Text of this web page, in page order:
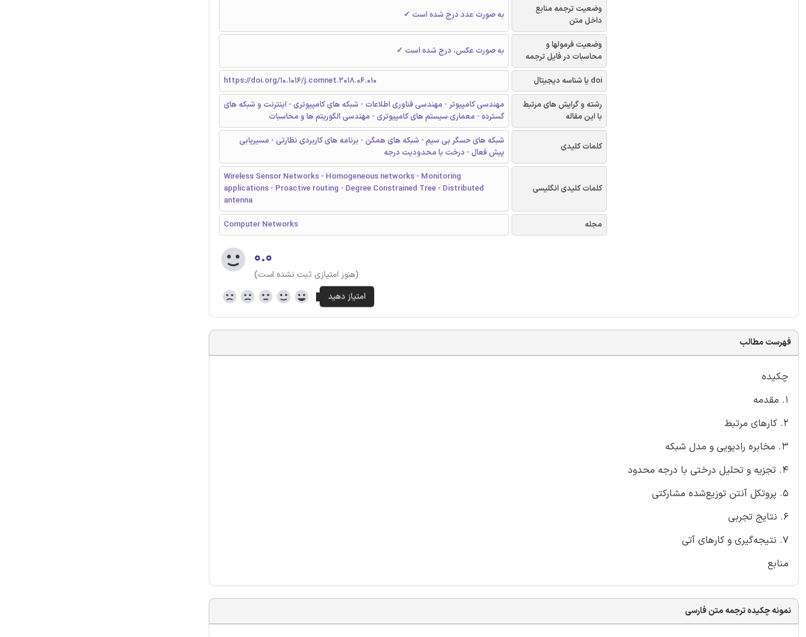
وضعیت ترجمه منابع
داخل متن
به صورت عدد درج شده است ✓
وضعیت فرمولها و
محاسبات در فایل ترجمه
به صورت عکس، درج شده است ✓
doi یا شناسه دیجیتال
https://doi.org/10.1016/j.comnet.2018.06.010
رشته و گرایش های مرتبط
با این مقاله
مهندسی کامپیوتر - مهندسی فناوری اطلاعات - شبکه های کامپیوتری - اینترنت و شبکه های
گسترده - معماری سیستم های کامپیوتری - مهندسی الگوریتم ها و محاسبات
کلمات کلیدی
شبکه های حسگر بی سیم - شبکه های همگن - برنامه های کاربردی نظارتی - مسیریابی
پیش فعال - درخت با محدودیت درجه
کلمات کلیدی انگلیسی
Wireless Sensor Networks - Homogeneous networks - Monitoring
applications - Proactive routing - Degree Constrained Tree - Distributed
antenna
مجله
Computer Networks
۰.۰
(هنوز امتیازی ثبت نشده است)
فهرست مطالب
چکیده
1. مقدمه
2. کارهای مرتبط
3. مخابره رادیویی و مدل شبکه
4. تجزیه و تحلیل درختی با درجه محدود
5. پروتکل آنتن توزیع‌شده مشارکتی
6. نتایج تجربی
7. نتیجه‌گیری و کارهای آتی
منابع
نمونه چکیده ترجمه متن فارسی